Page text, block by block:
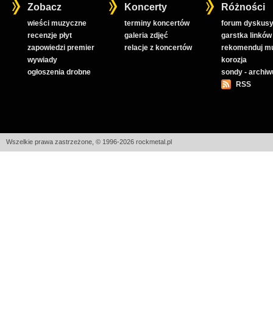
Zobacz
wieści muzyczne
recenzje płyt
zapowiedzi premier
wywiady
ogłoszenia drobne
Koncerty
terminy koncertów
galeria zdjęć
relacje z koncertów
Różności
forum
garstka linków
rekomenduj
korozja
sondy -
RSS
Wszelkie prawa zastrzeżone, © 1996-2026 rockmetal.pl